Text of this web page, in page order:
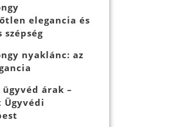
elegancia és
szépség
nyaklánc: az
árak –
Ügyvédi